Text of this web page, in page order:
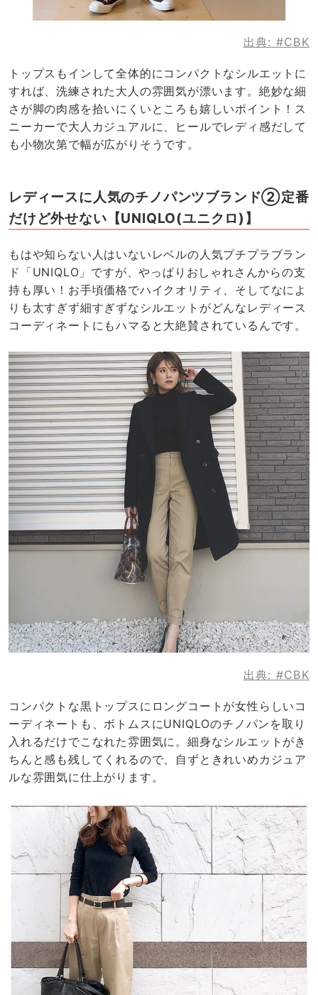
出典: #CBK
トップスもインして全体的にコンパクトなシルエットに
すれば、洗練された大人の雰囲気が漂います。絶妙な細
さが脚の肉感を拾いにくいところも嬉しいポイント！ス
ニーカーで大人カジュアルに、ヒールでレディ感だして
も小物次第で幅が広がりそうです。
レディースに人気のチノパンツブランド②定番
だけど外せない【UNIQLO(ユニクロ)】
もはや知らない人はいないレベルの人気プチプラブラン
ド「UNIQLO」ですが、やっぱりおしゃれさんからの支
持も厚い！お手頃価格でハイクオリティ、そしてなによ
りも太すぎず細すぎずなシルエットがどんなレディース
コーディネートにもハマると大絶賛されているんです。
出典: #CBK
コンパクトな黒トップスにロングコートが女性らしいコ
ーディネートも、ボトムスにUNIQLOのチノパンを取り
入れるだけでこなれた雰囲気に。細身なシルエットがき
ちんと感も残してくれるので、自ずときれいめカジュア
ルな雰囲気に仕上がります。